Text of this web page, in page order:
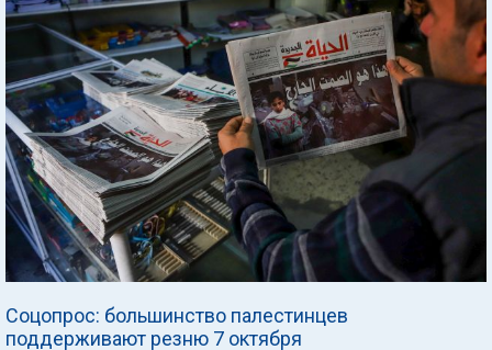
Соцопрос: большинство палестинцев
поддерживают резню 7 октября